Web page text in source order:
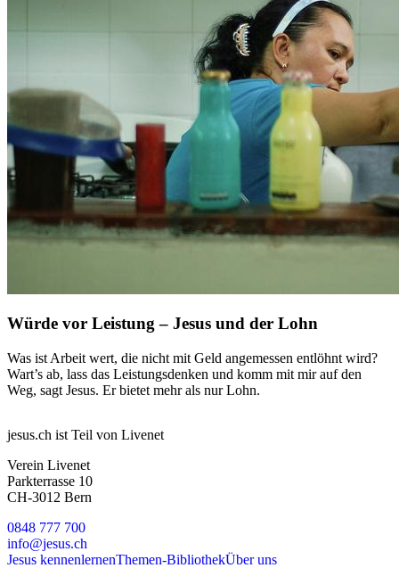
Würde vor Leistung – Jesus und der Lohn
Was ist Arbeit wert, die nicht mit Geld angemessen entlöhnt wird?
Wart’s ab, lass das Leistungsdenken und komm mit mir auf den
Weg, sagt Jesus. Er bietet mehr als nur Lohn.
jesus.ch ist Teil von Livenet
Verein Livenet
Parkterrasse 10
CH-3012 Bern
0848 777 700
info@jesus.ch
Jesus kennenlernenThemen-BibliothekÜber uns